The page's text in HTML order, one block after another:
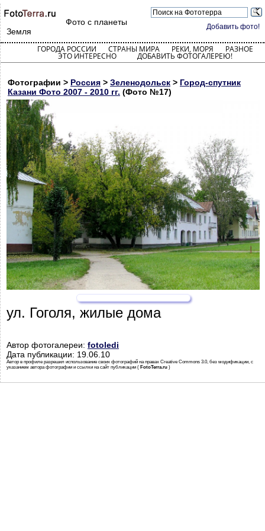
Добавить фото!
Фото с планеты
Земля
ГОРОДА РОССИИ СТРАНЫ МИРА РЕКИ, МОРЯ РАЗНОЕ
ЭТО ИНТЕРЕСНО ДОБАВИТЬ ФОТОГАЛЕРЕЮ!
Фотографии > Россия > Зеленодольск > Город-спутник
Казани Фото 2007 - 2010 гг. (Фото №17)
ул. Гоголя, жилые дома
Автор фотогалереи: fotoledi
Дата публикации: 19.06.10
Автор в профиле разрешил использование своих фотографий на правах Creative Commons 3.0, без модификации, с
указанием автора фотографии и ссылки на сайт публикации ( FotoTerra.ru )